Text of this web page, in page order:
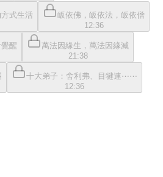
式生活
皈依佛，皈依法，皈依僧
12:36
醒
萬法因緣生，萬法因緣滅
21:38
十大弟子：舍利弗、目犍連⋯⋯
12:36